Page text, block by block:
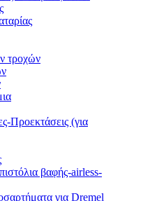
τροχών
Προεκτάσεις (για
βαφής-airless-
για Dremel